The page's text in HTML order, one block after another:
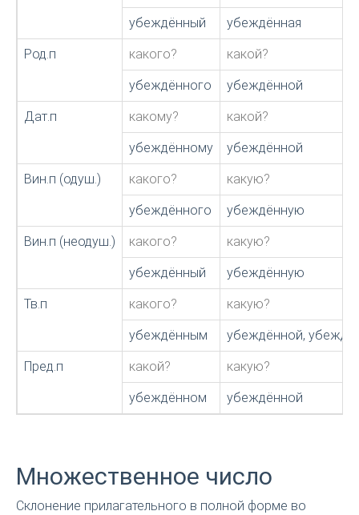
убеждённый убеждённая
Род.п какого? какой?
убеждённого убеждённой
Дат.п какому? какой?
убеждённому убеждённой
Вин.п (одуш.) какого? какую?
убеждённого убеждённую
Вин.п (неодуш.) какого? какую?
убеждённый убеждённую
Тв.п какого? какую?
убеждённым убеждённой,
Пред.п какой? какую?
убеждённом убеждённой
Множественное число
Склонение прилагательного в полной форме во